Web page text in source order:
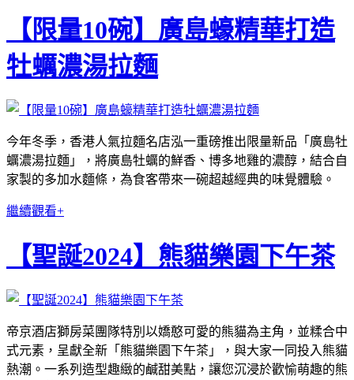
【限量10碗】廣島蠔精華打造
牡蠣濃湯拉麵
今年冬季，香港人氣拉麵名店泓一重磅推出限量新品「廣島牡
蠣濃湯拉麵」，將廣島牡蠣的鮮香、博多地雞的濃醇，結合自
家製的多加水麵條，為食客帶來一碗超越經典的味覺體驗。
繼續觀看+
【聖誕2024】熊貓樂園下午茶
帝京酒店獅房菜團隊特別以嬌憨可愛的熊貓為主角，並糅合中
式元素，呈獻全新「熊貓樂園下午茶」，與大家一同投入熊貓
熱潮。一系列造型趣緻的鹹甜美點，讓您沉浸於歡愉萌趣的熊